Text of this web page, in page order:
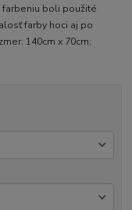
farbeniu boli použité
farby hoci aj po
140cm x 70cm;